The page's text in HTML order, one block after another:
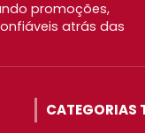
promoções,
atrás das
CATEGORIAS